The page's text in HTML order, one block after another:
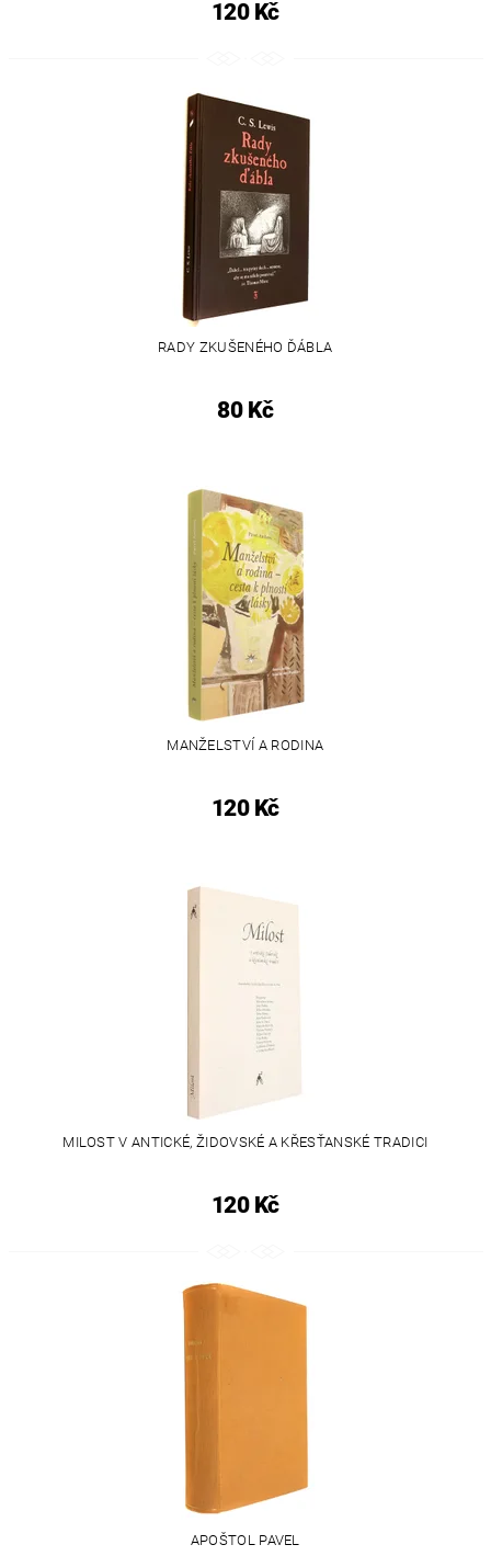
120 Kč
RADY ZKUŠENÉHO ĎÁBLA
80 Kč
MANŽELSTVÍ A RODINA
120 Kč
MILOST V ANTICKÉ, ŽIDOVSKÉ A KŘESŤANSKÉ TRADICI
120 Kč
APOŠTOL PAVEL